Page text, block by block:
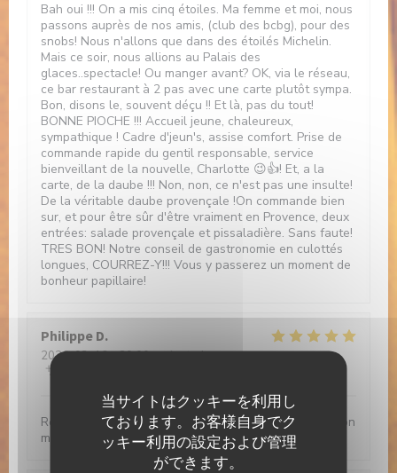
当サイトはクッキーを利用し
ております。お客様自身でク
ッキー利用の設定および管理
ができます。
Bah oui !!! On a mis cinq étoiles. Ma femme et moi, nous
passons auprès de nos amis, (club des bcbg), pour des
snobs! Nous n'allons que dans des étoilés Michelin.
Mais ce soir, nous allions au Palais des
glaces..spectacle! Ou manger avant? OK, via le réseau,
ce bar restaurant à 2 pas avec une carte plutôt sympa.
Bon, disons le, souvent déçu !! Et là, pas du tout!
BONNE PIOCHE !!! Accueil jeune, chaleureux,
sympathique ! Cadre d'jeun's, assise comfort. Prise de
commande rapide du gentil responsable, service
bienveillant de la nouvelle, Charlotte 😉👍! Et, a la
carte, de la daube !!! Non, non, ce n'est pas une insulte!
De la véritable daube provençale !On commande bien
sur, et pour être sûr d'être vraiment en Provence, deux
entrées: salade provençale et pissaladière. Sans faute!
TRES BON! Notre conseil de gastronomie en culottés
longues, COURREZ-Y!!! Vous y passerez un moment de
bonheur papillaire!
Philippe D
2026-03-16- 20:00 - ゲスト 4
サービス
Restaurant chaleureux servant une cuisine d’inspiration
méditerranéenne savoureuse